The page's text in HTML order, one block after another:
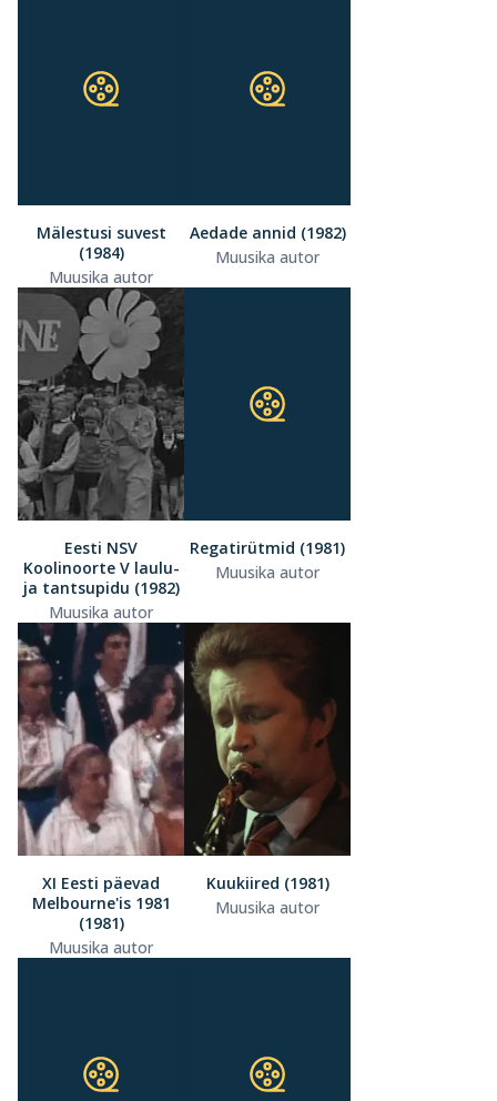
Mälestusi suvest
(1984)
Muusika autor
Aedade annid (1982)
Muusika autor
Eesti NSV
Koolinoorte V laulu-
ja tantsupidu (1982)
Muusika autor
Regatirütmid (1981)
Muusika autor
XI Eesti päevad
Melbourne'is 1981
(1981)
Muusika autor
Kuukiired (1981)
Muusika autor